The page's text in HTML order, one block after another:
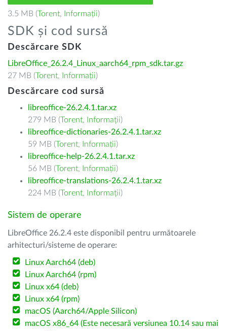
3.5 MB (Torent, Informații)
SDK și cod sursă
Descărcare SDK
LibreOffice_26.2.4_Linux_aarch64_rpm_sdk.tar.gz
27 MB (Torent, Informații)
Descărcare cod sursă
libreoffice-26.2.4.1.tar.xz
279 MB (Torent, Informații)
libreoffice-dictionaries-26.2.4.1.tar.xz
59 MB (Torent, Informații)
libreoffice-help-26.2.4.1.tar.xz
56 MB (Torent, Informații)
libreoffice-translations-26.2.4.1.tar.xz
224 MB (Torent, Informații)
Sistem de operare
LibreOffice 26.2.4 este disponibil pentru următoarele
arhitecturi/sisteme de operare:
Linux Aarch64 (deb)
Linux Aarch64 (rpm)
Linux x64 (deb)
Linux x64 (rpm)
macOS (Aarch64/Apple Silicon)
macOS x86_64 (Este necesară versiunea 10.14 sau mai